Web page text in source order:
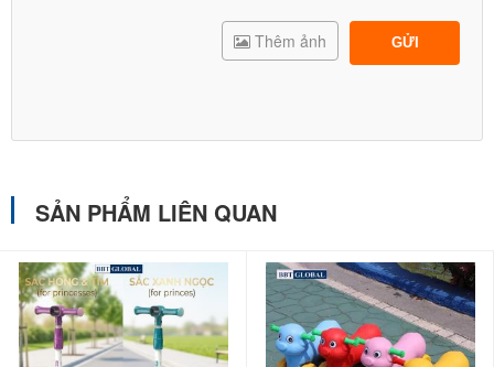
GỬI
Thêm ảnh
SẢN PHẨM LIÊN QUAN